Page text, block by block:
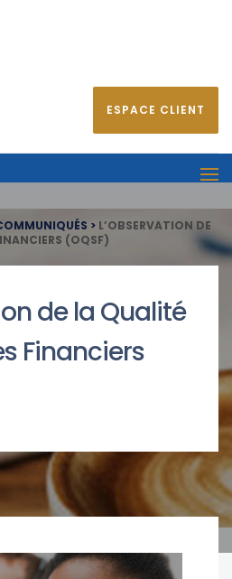
ESPACE CLIENT
> L’OBSERVATION DE
(OQSF)
de la Qualité
Financiers